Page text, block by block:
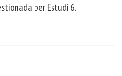
per Estudi 6.